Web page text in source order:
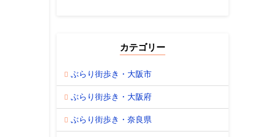
カテゴリー
ぶらり街歩き・大阪市
ぶらり街歩き・大阪府
ぶらり街歩き・奈良県